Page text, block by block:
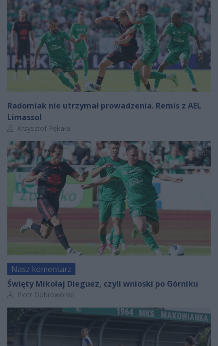
Radomiak nie utrzymał prowadzenia. Remis z AEL
Limassol
Autor artykułu:
Krzysztof Pękała
Nasz komentarz
Święty Mikołaj Dieguez, czyli wnioski po Górniku
Autor artykułu:
Piotr Dobrowolski